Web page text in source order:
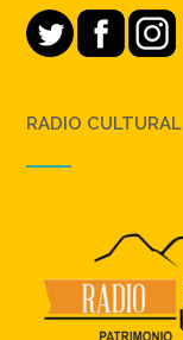
RADIO CULTURAL